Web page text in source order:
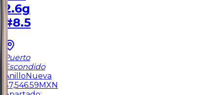
2.6g
#8.5
Puerto
Escondido
AnilloNueva
$7,546.59MXN